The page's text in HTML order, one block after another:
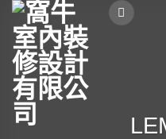
Skip
content